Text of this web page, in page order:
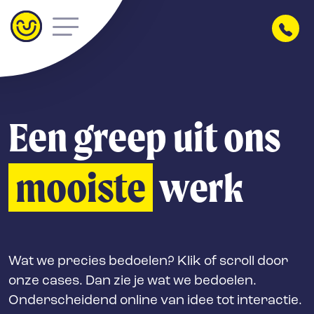
Een greep uit ons
mooiste werk
Wat we precies bedoelen? Klik of scroll door
onze cases. Dan zie je wat we bedoelen.
Onderscheidend online van idee tot interactie.